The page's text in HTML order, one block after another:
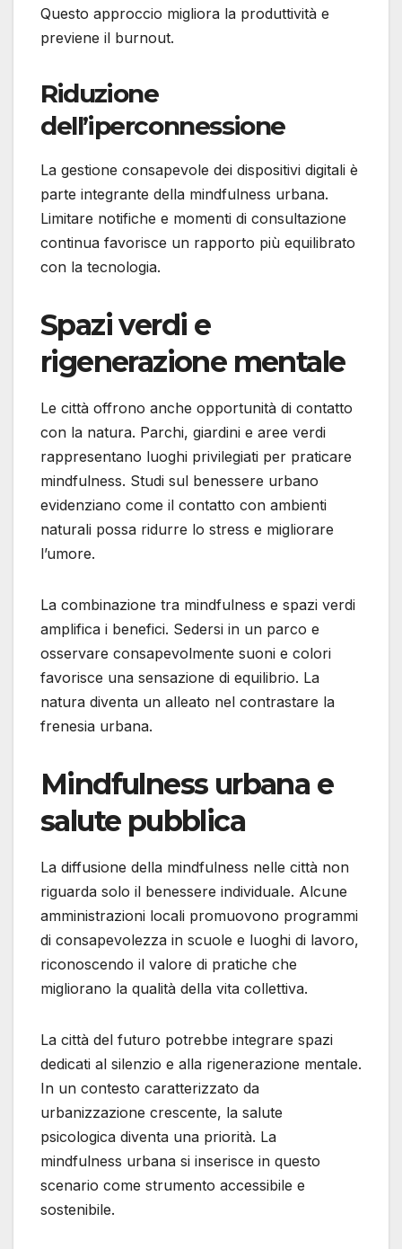
Questo approccio migliora la produttività e
previene il burnout.
Riduzione
dell’iperconnessione
La gestione consapevole dei dispositivi digitali è
parte integrante della mindfulness urbana.
Limitare notifiche e momenti di consultazione
continua favorisce un rapporto più equilibrato
con la tecnologia.
Spazi verdi e
rigenerazione mentale
Le città offrono anche opportunità di contatto
con la natura. Parchi, giardini e aree verdi
rappresentano luoghi privilegiati per praticare
mindfulness. Studi sul benessere urbano
evidenziano come il contatto con ambienti
naturali possa ridurre lo stress e migliorare
l’umore.
La combinazione tra mindfulness e spazi verdi
amplifica i benefici. Sedersi in un parco e
osservare consapevolmente suoni e colori
favorisce una sensazione di equilibrio. La
natura diventa un alleato nel contrastare la
frenesia urbana.
Mindfulness urbana e
salute pubblica
La diffusione della mindfulness nelle città non
riguarda solo il benessere individuale. Alcune
amministrazioni locali promuovono programmi
di consapevolezza in scuole e luoghi di lavoro,
riconoscendo il valore di pratiche che
migliorano la qualità della vita collettiva.
La città del futuro potrebbe integrare spazi
dedicati al silenzio e alla rigenerazione mentale.
In un contesto caratterizzato da
urbanizzazione crescente, la salute
psicologica diventa una priorità. La
mindfulness urbana si inserisce in questo
scenario come strumento accessibile e
sostenibile.